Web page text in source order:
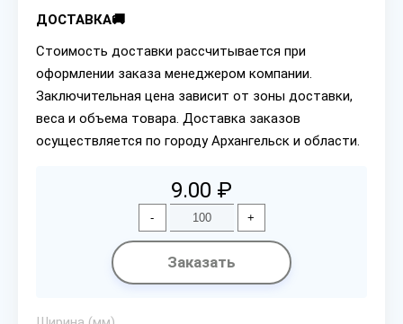
ДОСТАВКА🚚
Стоимость доставки рассчитывается при
оформлении заказа менеджером компании.
Заключительная цена зависит от зоны доставки,
веса и объема товара. Доставка заказов
осуществляется по городу Архангельск и области.
9.00 ₽
- +
Заказать